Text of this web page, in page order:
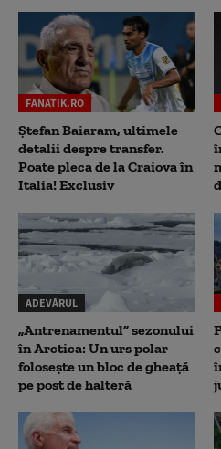
FANATIK.RO
Ștefan Baiaram, ultimele
detalii despre transfer.
Poate pleca de la Craiova în
Italia! Exclusiv
ADEVĂRUL
„Antrenamentul” sezonului
în Arctica: Un urs polar
folosește un bloc de gheață
pe post de halteră